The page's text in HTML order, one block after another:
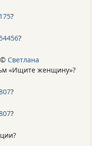
?
?
Светлана
«Ищите женщину»?
?
?